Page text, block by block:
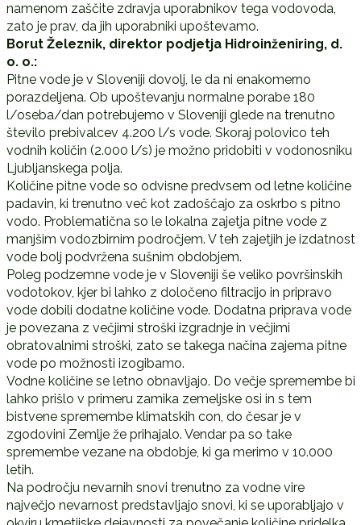
namenom zaščite zdravja uporabnikov tega vodovoda,
zato je prav, da jih uporabniki upoštevamo.
Borut Železnik, direktor podjetja Hidroinženiring, d.
o. o.:
Pitne vode je v Sloveniji dovolj, le da ni enakomerno
porazdeljena. Ob upoštevanju normalne porabe 180
l/oseba/dan potrebujemo v Sloveniji glede na trenutno
število prebivalcev 4.200 l/s vode. Skoraj polovico teh
vodnih količin (2.000 l/s) je možno pridobiti v vodonosniku
Ljubljanskega polja.
Količine pitne vode so odvisne predvsem od letne količine
padavin, ki trenutno več kot zadoščajo za oskrbo s pitno
vodo. Problematična so le lokalna zajetja pitne vode z
manjšim vodozbirnim področjem. V teh zajetjih je izdatnost
vode bolj podvržena sušnim obdobjem.
Poleg podzemne vode je v Sloveniji še veliko površinskih
vodotokov, kjer bi lahko z določeno filtracijo in pripravo
vode dobili dodatne količine vode. Dodatna priprava vode
je povezana z večjimi stroški izgradnje in večjimi
obratovalnimi stroški, zato se takega načina zajema pitne
vode po možnosti izogibamo.
Vodne količine se letno obnavljajo. Do večje spremembe bi
lahko prišlo v primeru zamika zemeljske osi in s tem
bistvene spremembe klimatskih con, do česar je v
zgodovini Zemlje že prihajalo. Vendar pa so take
spremembe vezane na obdobje, ki ga merimo v 10.000
letih.
Na področju nevarnih snovi trenutno za vodne vire
največjo nevarnost predstavljajo snovi, ki se uporabljajo v